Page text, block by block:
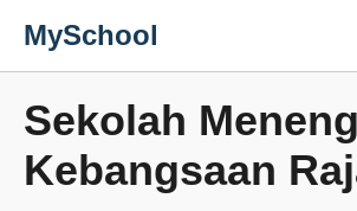
MySchool
Sekolah
Kebangsaan